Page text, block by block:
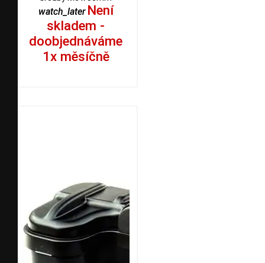
watch_later Není
skladem -
doobjednáváme
1x měsíčně